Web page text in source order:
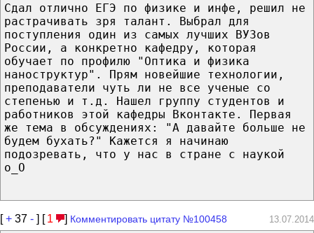
Сдал отлично ЕГЭ по физике и инфе, решил не
растрачивать зря талант. Выбрал для
поступления один из самых лучших ВУЗов
России, а конкретно кафедру, которая
обучает по профилю "Оптика и физика
наноструктур". Прям новейшие технологии,
преподаватели чуть ли не все ученые со
степенью и т.д. Нашел группу студентов и
работников этой кафедры Вконтакте. Первая
же тема в обсуждениях: "А давайте больше не
будем бухать?" Кажется я начинаю
подозревать, что у нас в стране с наукой
о_О
[+ 37 - ] [ 1 ] Комментировать цитату №100458 13.07.2014